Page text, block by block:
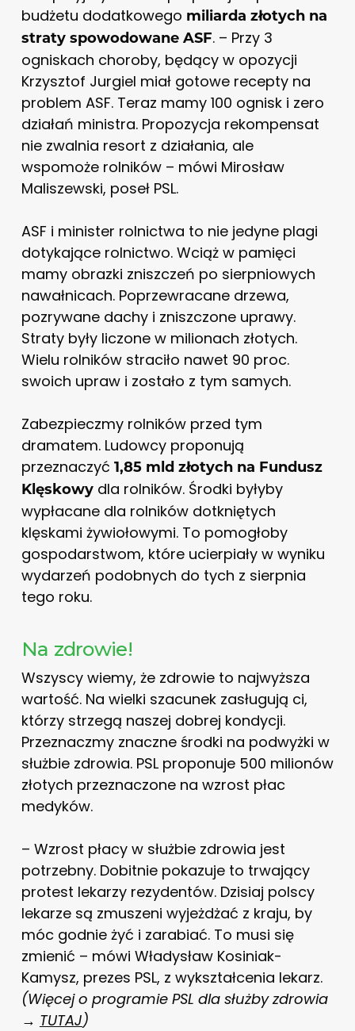
budżetu dodatkowego miliarda złotych na
straty spowodowane ASF. – Przy 3
ogniskach choroby, będący w opozycji
Krzysztof Jurgiel miał gotowe recepty na
problem ASF. Teraz mamy 100 ognisk i zero
działań ministra. Propozycja rekompensat
nie zwalnia resort z działania, ale
wspomoże rolników – mówi Mirosław
Maliszewski, poseł PSL.
ASF i minister rolnictwa to nie jedyne plagi
dotykające rolnictwo. Wciąż w pamięci
mamy obrazki zniszczeń po sierpniowych
nawałnicach. Poprzewracane drzewa,
pozrywane dachy i zniszczone uprawy.
Straty były liczone w milionach złotych.
Wielu rolników straciło nawet 90 proc.
swoich upraw i zostało z tym samych.
Zabezpieczmy rolników przed tym
dramatem. Ludowcy proponują
przeznaczyć 1,85 mld złotych na Fundusz
Klęskowydla rolników. Środki byłyby
wypłacane dla rolników dotkniętych
klęskami żywiołowymi. To pomogłoby
gospodarstwom, które ucierpiały w wyniku
wydarzeń podobnych do tych z sierpnia
tego roku.
Na zdrowie!
Wszyscy wiemy, że zdrowie to najwyższa
wartość. Na wielki szacunek zasługują ci,
którzy strzegą naszej dobrej kondycji.
Przeznaczmy znaczne środki na podwyżki w
służbie zdrowia. PSL proponuje 500 milionów
złotych przeznaczone na wzrost płac
medyków.
– Wzrost płacy w służbie zdrowia jest
potrzebny. Dobitnie pokazuje to trwający
protest lekarzy rezydentów. Dzisiaj polscy
lekarze są zmuszeni wyjeżdżać z kraju, by
móc godnie żyć i zarabiać. To musi się
zmienić – mówi Władysław Kosiniak-
Kamysz, prezes PSL, z wykształcenia lekarz.
(Więcej o programie PSL dla służby zdrowia
→ TUTAJ)